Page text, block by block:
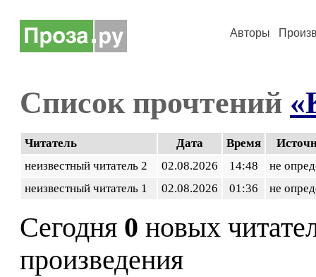
Авторы
Список прочтений
Читатель Дата Время
неизвестный читатель 2
02.08.2026 14:48
не
неизвестный читатель 1
02.08.2026 01:36 не
Сегодня 0 новых
произведения